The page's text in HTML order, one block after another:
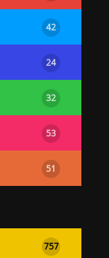
42
24
32
53
51
757